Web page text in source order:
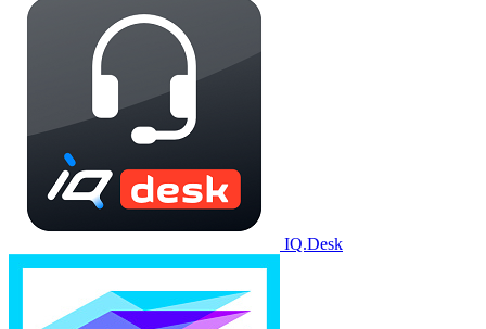
IQ.Desk